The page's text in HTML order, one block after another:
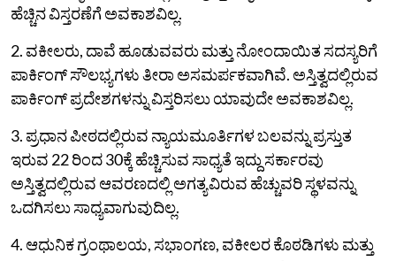
ಹೆಚ್ಚಿನ ವಿಸ್ತರಣೆಗೆ ಅವಕಾಶವಿಲ್ಲ.
2. ವಕೀಲರು, ದಾವೆ ಹೂಡುವವರು ಮತ್ತು ನೋಂದಾಯಿತ ಸದಸ್ಯರಿಗೆ
ಪಾರ್ಕಿಂಗ್ ಸೌಲಭ್ಯಗಳು ತೀರಾ ಅಸಮರ್ಪಕವಾಗಿವೆ. ಅಸ್ತಿತ್ವದಲ್ಲಿರುವ
ಪಾರ್ಕಿಂಗ್ ಪ್ರದೇಶಗಳನ್ನು ವಿಸ್ತರಿಸಲು ಯಾವುದೇ ಅವಕಾಶವಿಲ್ಲ.
3. ಪ್ರಧಾನ ಪೀಠದಲ್ಲಿರುವ ನ್ಯಾಯಮೂರ್ತಿಗಳ ಬಲವನ್ನು ಪ್ರಸ್ತುತ
ಇರುವ 22 ರಿಂದ 30ಕ್ಕೆ ಹೆಚ್ಚಿಸುವ ಸಾಧ್ಯತೆ ಇದ್ದು ಸರ್ಕಾರವು
ಅಸ್ತಿತ್ವದಲ್ಲಿರುವ ಆವರಣದಲ್ಲಿ ಅಗತ್ಯವಿರುವ ಹೆಚ್ಚುವರಿ ಸ್ಥಳವನ್ನು
ಒದಗಿಸಲು ಸಾಧ್ಯವಾಗುವುದಿಲ್ಲ.
4. ಆಧುನಿಕ ಗ್ರಂಥಾಲಯ, ಸಭಾಂಗಣ, ವಕೀಲರ ಕೊಠಡಿಗಳು ಮತ್ತು